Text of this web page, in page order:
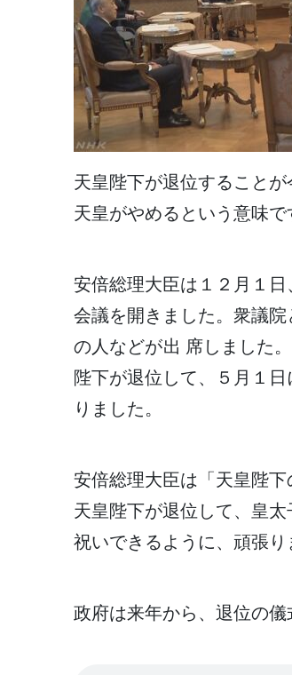
天皇陛下が退位することが
天皇がやめるという 意味で
安倍総理大臣は１２ 月 １日
会議を開 きました。 衆議院
の 人 などが出席 しました
陛下が退位 して、５ 月 １日
りました。
安倍総理大臣は「 天皇陛下
天皇陛下が退位 して、 皇太
祝いできるように、 頑張
政府は来年から、 退位の儀